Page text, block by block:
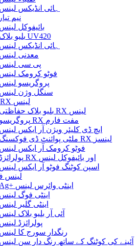
ہائی انڈیکس لینس
نیم
بائیفوکل لینس
بلیو بلاک UV420
ہائی انڈیکس لینس
معدنی لینس
پی سی لینس
فوٹو کرومک لینس
پروگریسو لینس
سنگل وژن لینس
نسخہ RX لینس
بلیو بلاک حفاظتی RX لینس
پروگریسو RX مفت فارم
ایچ ڈی کلیئر ویژن آر ایکس لینس
ملٹی پوائنٹ ڈی فوکسنگ RX لینسز
فوٹو کرومک آر ایکس لینس
پولرائزڈ RX اور بائیفوکل لینس
اسپن کوٹنگ فوٹو آر ایکس لینس
لینس
Ag+ اینٹی وائرس لینس
اینٹی فوگ لینس
اینٹی گلیر لینس
آئی آر بلیو بلاک لینس
پولرائزڈ لینس
رنگدار سورج کا لینس
آئینے کی کوٹنگ کے ساتھ رنگ دار سن لینس